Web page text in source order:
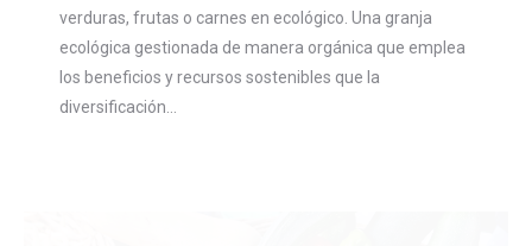
verduras, frutas o carnes en ecológico. Una granja
ecológica gestionada de manera orgánica que emplea
los beneficios y recursos sostenibles que la
diversificación…